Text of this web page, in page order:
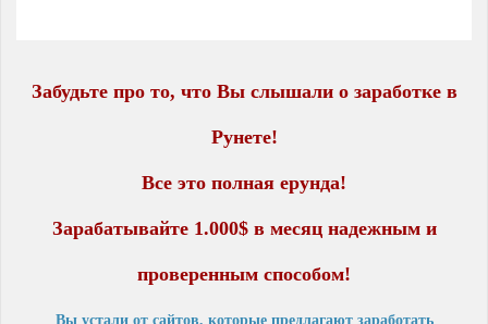
Забудьте про то, что Вы слышали о заработке в
Рунете!
Все это полная ерунда!
Зарабатывайте 1.000$ в месяц надежным и
проверенным способом!
Вы устали от сайтов, которые предлагают заработать